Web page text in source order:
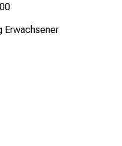
Erwachsener